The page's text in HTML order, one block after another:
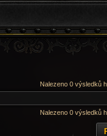
Nalezeno 0 výsledků
Nalezeno 0 výsledků